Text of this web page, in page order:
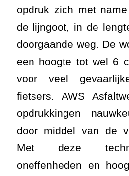
opdruk zich met
de lijngoot, in de
doorgaande weg. De
een hoogte tot wel 6
voor veel
fietsers. AWS
opdrukkingen
door middel van de
Met deze
oneffenheden en